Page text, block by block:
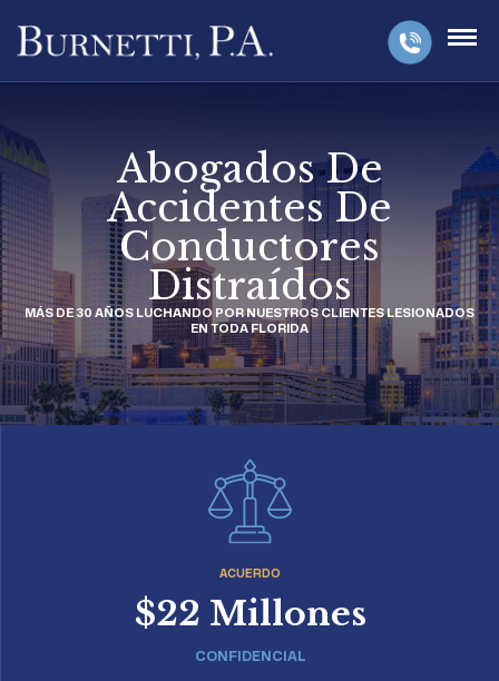
Abogados De
Accidentes De
Conductores
Distraídos
MÁS DE 30 AÑOS LUCHANDO POR NUESTROS CLIENTES LESIONADOS
EN TODA FLORIDA
ACUERDO
$22 Millones
CONFIDENCIAL